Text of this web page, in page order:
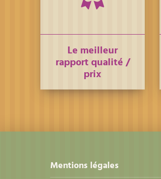
Le meilleur
rapport qualité /
prix
Mentions légales